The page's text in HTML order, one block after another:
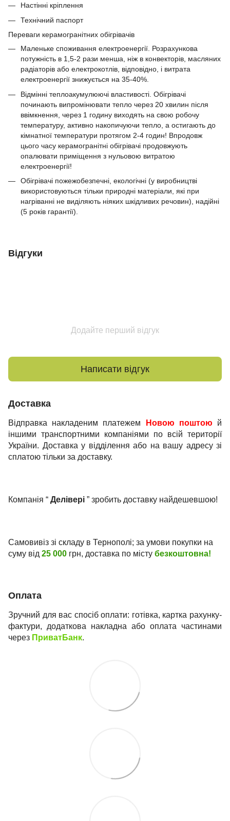
Настінні кріплення
Технічний паспорт
Переваги керамогранітних обігрівачів
Маленьке споживання електроенергії. Розрахункова
потужність в 1,5-2 рази менша, ніж в конвекторів, масляних
радіаторів або електрокотлів, відповідно, і витрата
електроенергії знижується на 35-40%.
Відмінні теплоакумулюючі властивості. Обігрівачі
починають випромінювати тепло через 20 хвилин після
ввімкнення, через 1 годину виходять на свою робочу
температуру, активно накопичуючи тепло, а остигають до
кімнатної температури протягом 2-4 годин! Впродовж
цього часу керамогранітні обігрівачі продовжують
опалювати приміщення з нульовою витратою
електроенергії!
Обігрівачі пожежобезпечні, екологічні (у виробництві
використовуються тільки природні матеріали, які при
нагріванні не виділяють ніяких шкідливих речовин), надійні
(5 років гарантії).
Відгуки
Додайте перший відгук
Написати відгук
Доставка
Відправка накладеним платежем Новою поштою й
іншими транспортними компаніями по всій території
України. Доставка у відділення або на вашу адресу зі
сплатою тільки за доставку.
Компанія “ Делівері ” зробить доставку найдешевшою!
Самовивіз зі складу в Тернополі; за умови покупки на
суму від 25 000 грн, доставка по місту безкоштовна!
Оплата
Зручний для вас спосіб оплати: готівка, картка рахунку-
фактури, додаткова накладна або оплата частинами
через ПриватБанк.